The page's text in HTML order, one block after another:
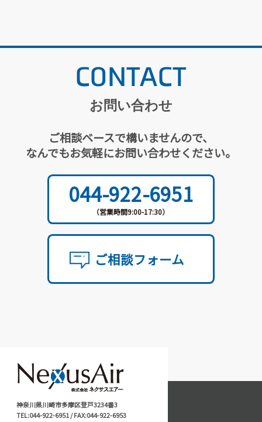
CONTACT
お問い合わせ
ご相談ベースで構いませんので、
なんでもお気軽にお問い合わせください。
044-922-6951
（営業時間9:00-17:30）
ご相談フォーム
神奈川県川崎市多摩区登戸3234番3
TEL:044-922-6951 / FAX:044-922-6953